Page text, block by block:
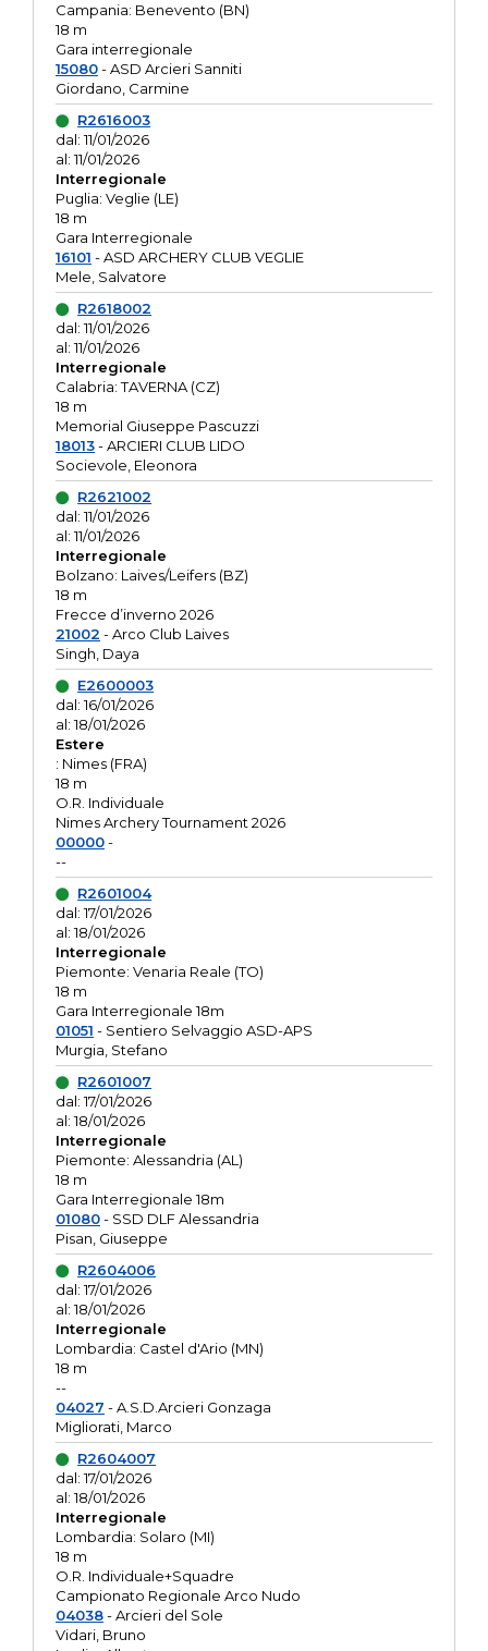
Campania: Benevento (BN)
18 m
Gara interregionale
15080- ASD Arcieri Sanniti
Giordano, Carmine
R2616003
dal: 11/01/2026
al: 11/01/2026
Interregionale
Puglia: Veglie (LE)
18 m
Gara Interregionale
16101 - ASD ARCHERY CLUB VEGLIE
Mele, Salvatore
R2618002
dal: 11/01/2026
al: 11/01/2026
Interregionale
Calabria: TAVERNA (CZ)
18 m
Memorial Giuseppe Pascuzzi
18013- ARCIERI CLUB LIDO
Socievole, Eleonora
R2621002
dal: 11/01/2026
al: 11/01/2026
Interregionale
Bolzano: Laives/Leifers (BZ)
18 m
Frecce d’inverno 2026
21002 - Arco Club Laives
Singh, Daya
E2600003
dal: 16/01/2026
al: 18/01/2026
Estere
: Nimes (FRA)
18 m
O.R. Individuale
Nimes Archery Tournament 2026
00000-
--
R2601004
dal: 17/01/2026
al: 18/01/2026
Interregionale
Piemonte: Venaria Reale (TO)
18 m
Gara Interregionale 18m
01051 - Sentiero Selvaggio ASD-APS
Murgia, Stefano
R2601007
dal: 17/01/2026
al: 18/01/2026
Interregionale
Piemonte: Alessandria (AL)
18 m
Gara Interregionale 18m
01080- SSD DLF Alessandria
Pisan, Giuseppe
R2604006
dal: 17/01/2026
al: 18/01/2026
Interregionale
Lombardia: Castel d'Ario (MN)
18 m
--
04027 - A.S.D.Arcieri Gonzaga
Migliorati, Marco
R2604007
dal: 17/01/2026
al: 18/01/2026
Interregionale
Lombardia: Solaro (MI)
18 m
O.R. Individuale+Squadre
Campionato Regionale Arco Nudo
04038- Arcieri del Sole
Vidari, Bruno